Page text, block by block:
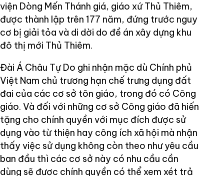
viện Dòng Mến Thánh giá, giáo xứ Thủ Thiêm,
được thành lập trên 177 năm, đứng trước nguy
cơ bị giải tỏa và di dời do đề án xây dựng khu
đô thị mới Thủ Thiêm.
Đài Á Châu Tự Do ghi nhận mặc dù Chính phủ
Việt Nam chủ trương hạn chế trưng dụng đất
đai của các cơ sở tôn giáo, trong đó có Công
giáo. Và đối với những cơ sở Công giáo đã hiến
tặng cho chính quyền với mục đích được sử
dụng vào từ thiện hay công ích xã hội mà nhận
thấy việc sử dụng không còn theo như yêu cầu
ban đầu thì các cơ sở này có nhu cầu cần
dùng sẽ được chính quyền có thể xem xét trả